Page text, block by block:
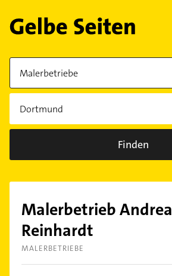
Finden
Malerbetrieb Andrea
Reinhardt
MALERBETRIEBE